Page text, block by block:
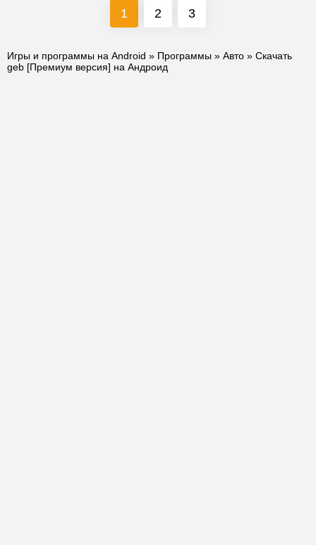
1 2 3
Игры и программы на Android » Программы » Авто » Скачать
geb [Премиум версия] на Андроид